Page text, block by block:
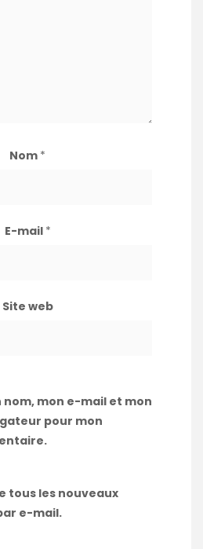
Nom *
E-mail *
Site web
mon e-mail et mon
pour mon
tous les nouveaux
e-mail.